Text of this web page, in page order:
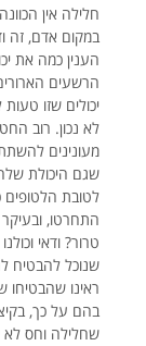
חלילה אין
הענין כמה את
הרשעים
יכולים שזו
לא נכון. רוב
מעונינים
שגם היכולת
לטובת הלטופים
התחרטו,
טרור? ודאי
שנוכל להבטיח
ראינו שהבטיחו
בהם על כך,
שחלילה וחס לא